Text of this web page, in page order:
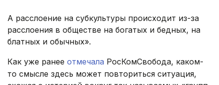
А расслоение на субкультуры происходит из-за
расслоения в обществе на богатых и бедных, на
блатных и обычных».
Как уже ранее отмечала РосКомСвобода, каком-
то смысле здесь может повториться ситуация,